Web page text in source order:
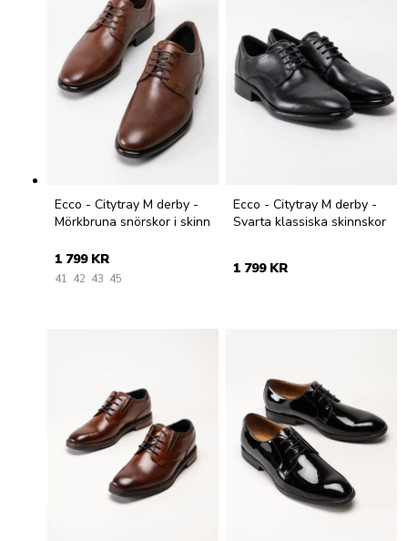
Ecco - Citytray M derby -
Mörkbruna snörskor i skinn
1 799 KR
41 42 43 45
Ecco - Citytray M derby -
Svarta klassiska skinnskor
1 799 KR